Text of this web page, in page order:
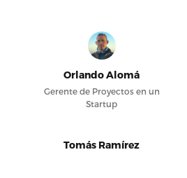
Orlando Alomá
Gerente de Proyectos en un
Startup
Tomás Ramírez